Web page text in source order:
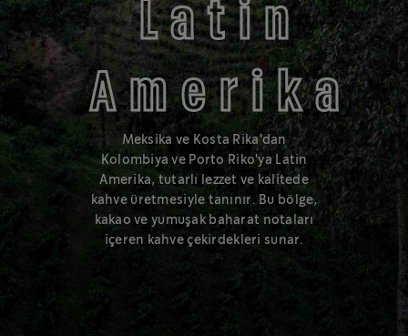
Latin
Amerika
Meksika ve Kosta Rika'dan
Kolombiya ve Porto Riko'ya Latin
Amerika, tutarlı lezzet ve kalitede
kahve üretmesiyle tanınır. Bu bölge,
kakao ve yumuşak baharat notaları
içeren kahve çekirdekleri sunar.
Blonde Roast daha hafif bir gövdeye ve yumuşak
tatlara sahiptir.
Daha fazla bilgi edin